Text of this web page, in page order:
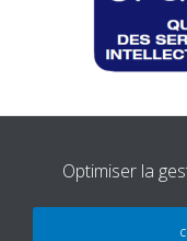
Optimiser la